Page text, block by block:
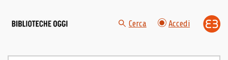
Cerca Accedi